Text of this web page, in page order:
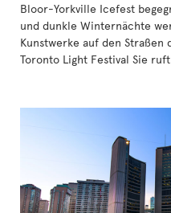
Bloor-Yorkville Icefest
und dunkle Winternächte
Kunstwerke auf den Straßen
Toronto Light Festival Sie